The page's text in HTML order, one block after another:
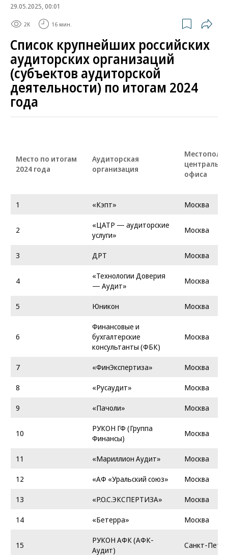
29.05.2025, 00:01
2K 16 мин.
Список крупнейших российских
аудиторских организаций
(субъектов аудиторской
деятельности) по итогам 2024
года
Место по итогам
2024 года
Аудиторская
организация
офиса
1 «Кэпт» Москва
2
«ЦАТР — аудиторские
услуги»
Москва
3 ДРТ Москва
4
«Технологии Доверия
— Аудит»
Москва
5 Юникон Москва
6
Финансовые и
бухгалтерские
консультанты (ФБК)
Москва
7 «ФинЭкспертиза»
Москва
8
«Русаудит»
Москва
9
«Пачоли» Москва
10
РУКОН ГФ (Группа
Финансы)
Москва
11 «Мариллион Аудит»
Москва
12
«АФ «Уральский союз»
Москва
13
«Р.О.С.ЭКСПЕРТИЗА»
Москва
14
«Бетерра» Москва
15
РУКОН АФК (АФК-
Аудит)
Санкт-